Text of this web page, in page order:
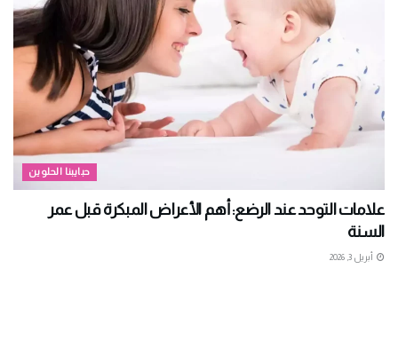
حبايبنا الحلوين
علامات التوحد عند الرضع: أهم الأعراض المبكرة قبل عمر
السنة
أبريل 3, 2026